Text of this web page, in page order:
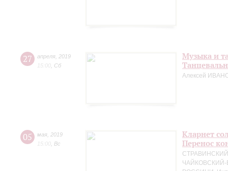
27 апреля 2019
15:00 Сб
Музыка и
Алексей
05 мая 2019
15:00 Вс
Кларнет
Перенос
СТРАВИНСКИЙ.
ЧАЙКОВСКИЙ-